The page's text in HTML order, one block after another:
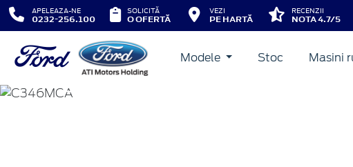
APELEAZA-NE
0232-256.100
SOLICITĂ
O OFERTĂ
VEZI
PE HARTĂ
RECENZII
NOTA 4.7/5
Modele Stoc Masini
FOCUS